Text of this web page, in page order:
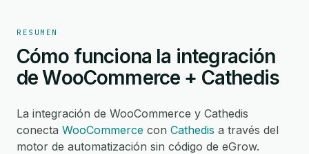
RESUMEN
Cómo funciona la integración
de WooCommerce + Cathedis
La integración de WooCommerce y Cathedis
conecta WooCommerce con Cathedis a través del
motor de automatización sin código de eGrow.